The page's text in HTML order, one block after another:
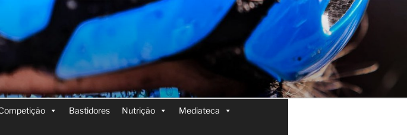
Bastidores Nutrição Mediateca